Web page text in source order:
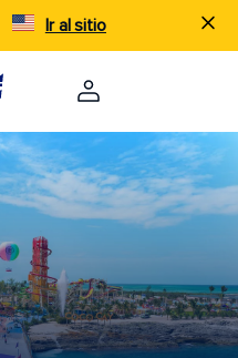
Ir al sitio